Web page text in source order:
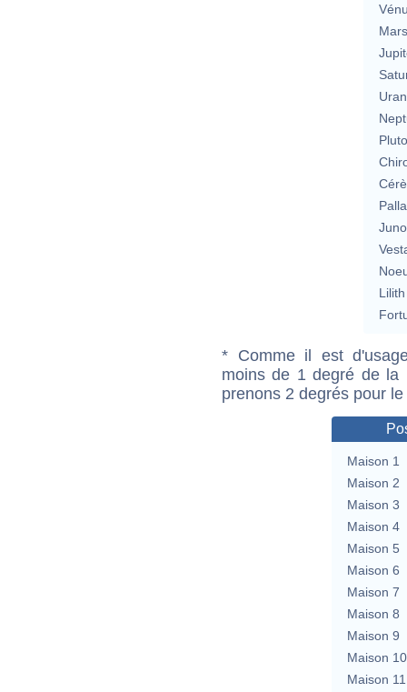
Mars
Lilith
* Comme il est
moins de 1 degré de la
prenons 2 degrés pour
Maison 1
Maison 2
Maison 3
Maison 4
Maison 5
Maison 6
Maison 7
Maison 8
Maison 9
Maison 10
Maison 11